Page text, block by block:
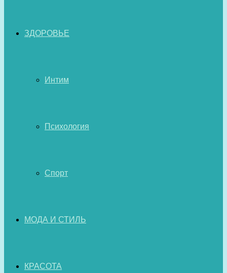
ЗДОРОВЬЕ
Интим
Психология
Спорт
МОДА И СТИЛЬ
КРАСОТА